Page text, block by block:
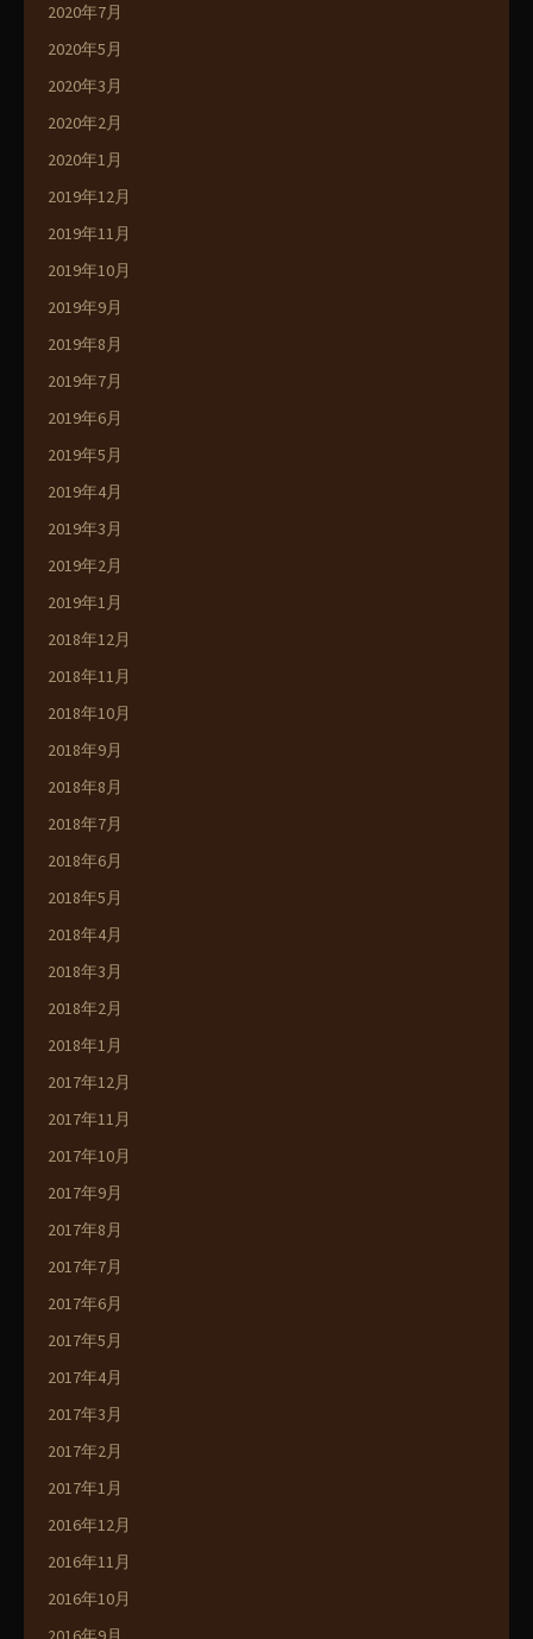
2020年7月
2020年5月
2020年3月
2020年2月
2020年1月
2019年12月
2019年11月
2019年10月
2019年9月
2019年8月
2019年7月
2019年6月
2019年5月
2019年4月
2019年3月
2019年2月
2019年1月
2018年12月
2018年11月
2018年10月
2018年9月
2018年8月
2018年7月
2018年6月
2018年5月
2018年4月
2018年3月
2018年2月
2018年1月
2017年12月
2017年11月
2017年10月
2017年9月
2017年8月
2017年7月
2017年6月
2017年5月
2017年4月
2017年3月
2017年2月
2017年1月
2016年12月
2016年11月
2016年10月